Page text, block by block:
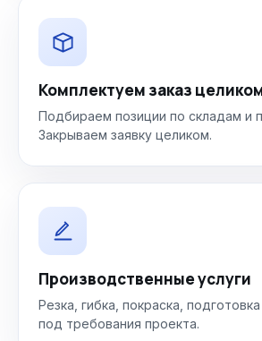
Комплектуем заказ
Подбираем позиции по складам и
Закрываем заявку целиком.
Производственные услуги
Резка, гибка, покраска,
под требования проекта.